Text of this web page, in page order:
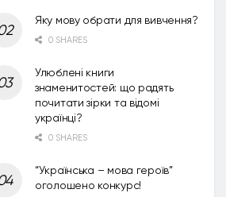
Яку мову обрати для вивчення?
0 SHARES
Улюблені книги
знаменитостей: що радять
почитати зірки та відомі
українці?
0 SHARES
“Українська – мова героїв”
оголошено конкурс!